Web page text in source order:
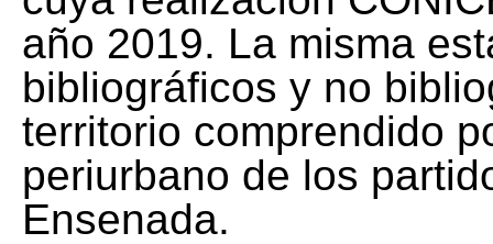
año 2019. La misma
bibliográficos y no
territorio comprendido
periurbano de los
Ensenada.